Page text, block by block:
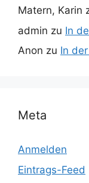
Matern, Karin
admin zu In
Anon zu In
Meta
Anmelden
Eintrags-Feed